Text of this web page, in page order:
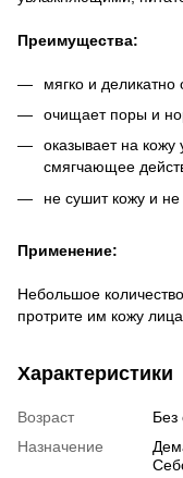
Преимущества:
мягко и
очищает поры и
оказывает на
смягчающее
не сушит кожу и
Применение:
Небольшое
протрите им кожу
Характеристики
Возраст
Без
Назначение